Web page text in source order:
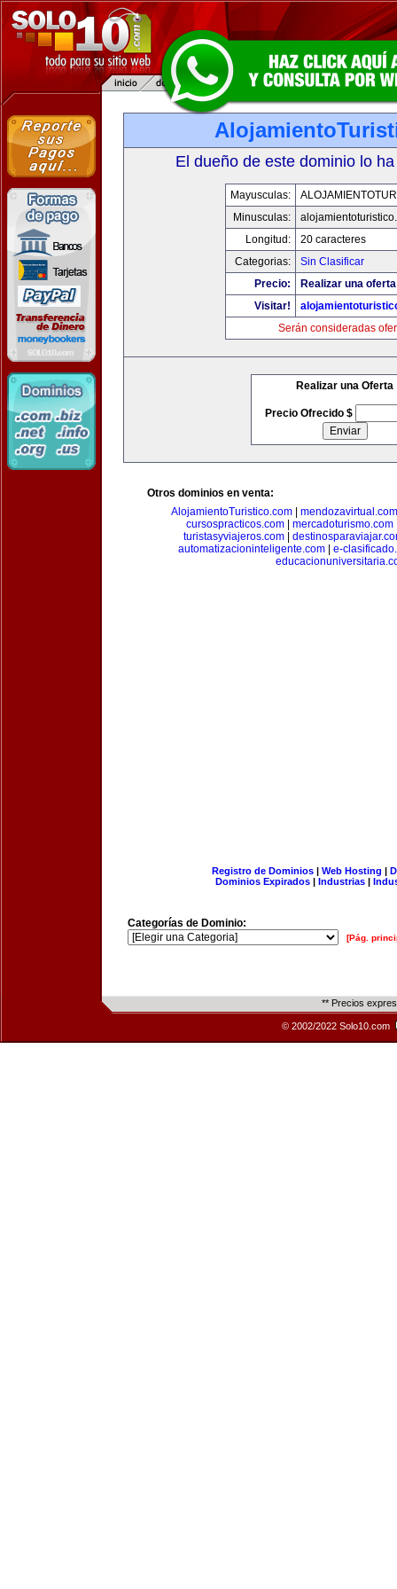
El dueño de este dominio lo
Mayusculas:
Minusculas:
Longitud:
20 caracteres
Categorias:
Sin Clasificar
Precio:
Realizar una
Visitar!
Serán consideradas
Realizar una Oferta
Precio Ofrecido $
Otros dominios en venta:
AlojamientoTuristico.com
mendozavirtual.com
cursospracticos.com| mercadoturismo.com
turistasyviajeros.com
automatizacioninteligente.com| e-
Registro de Dominios| Web Hosting |
Dominios Expirados | Industrias |
Categorías de Dominio:
[Pág.
** Precios
© 2002/2022 Solo10.com